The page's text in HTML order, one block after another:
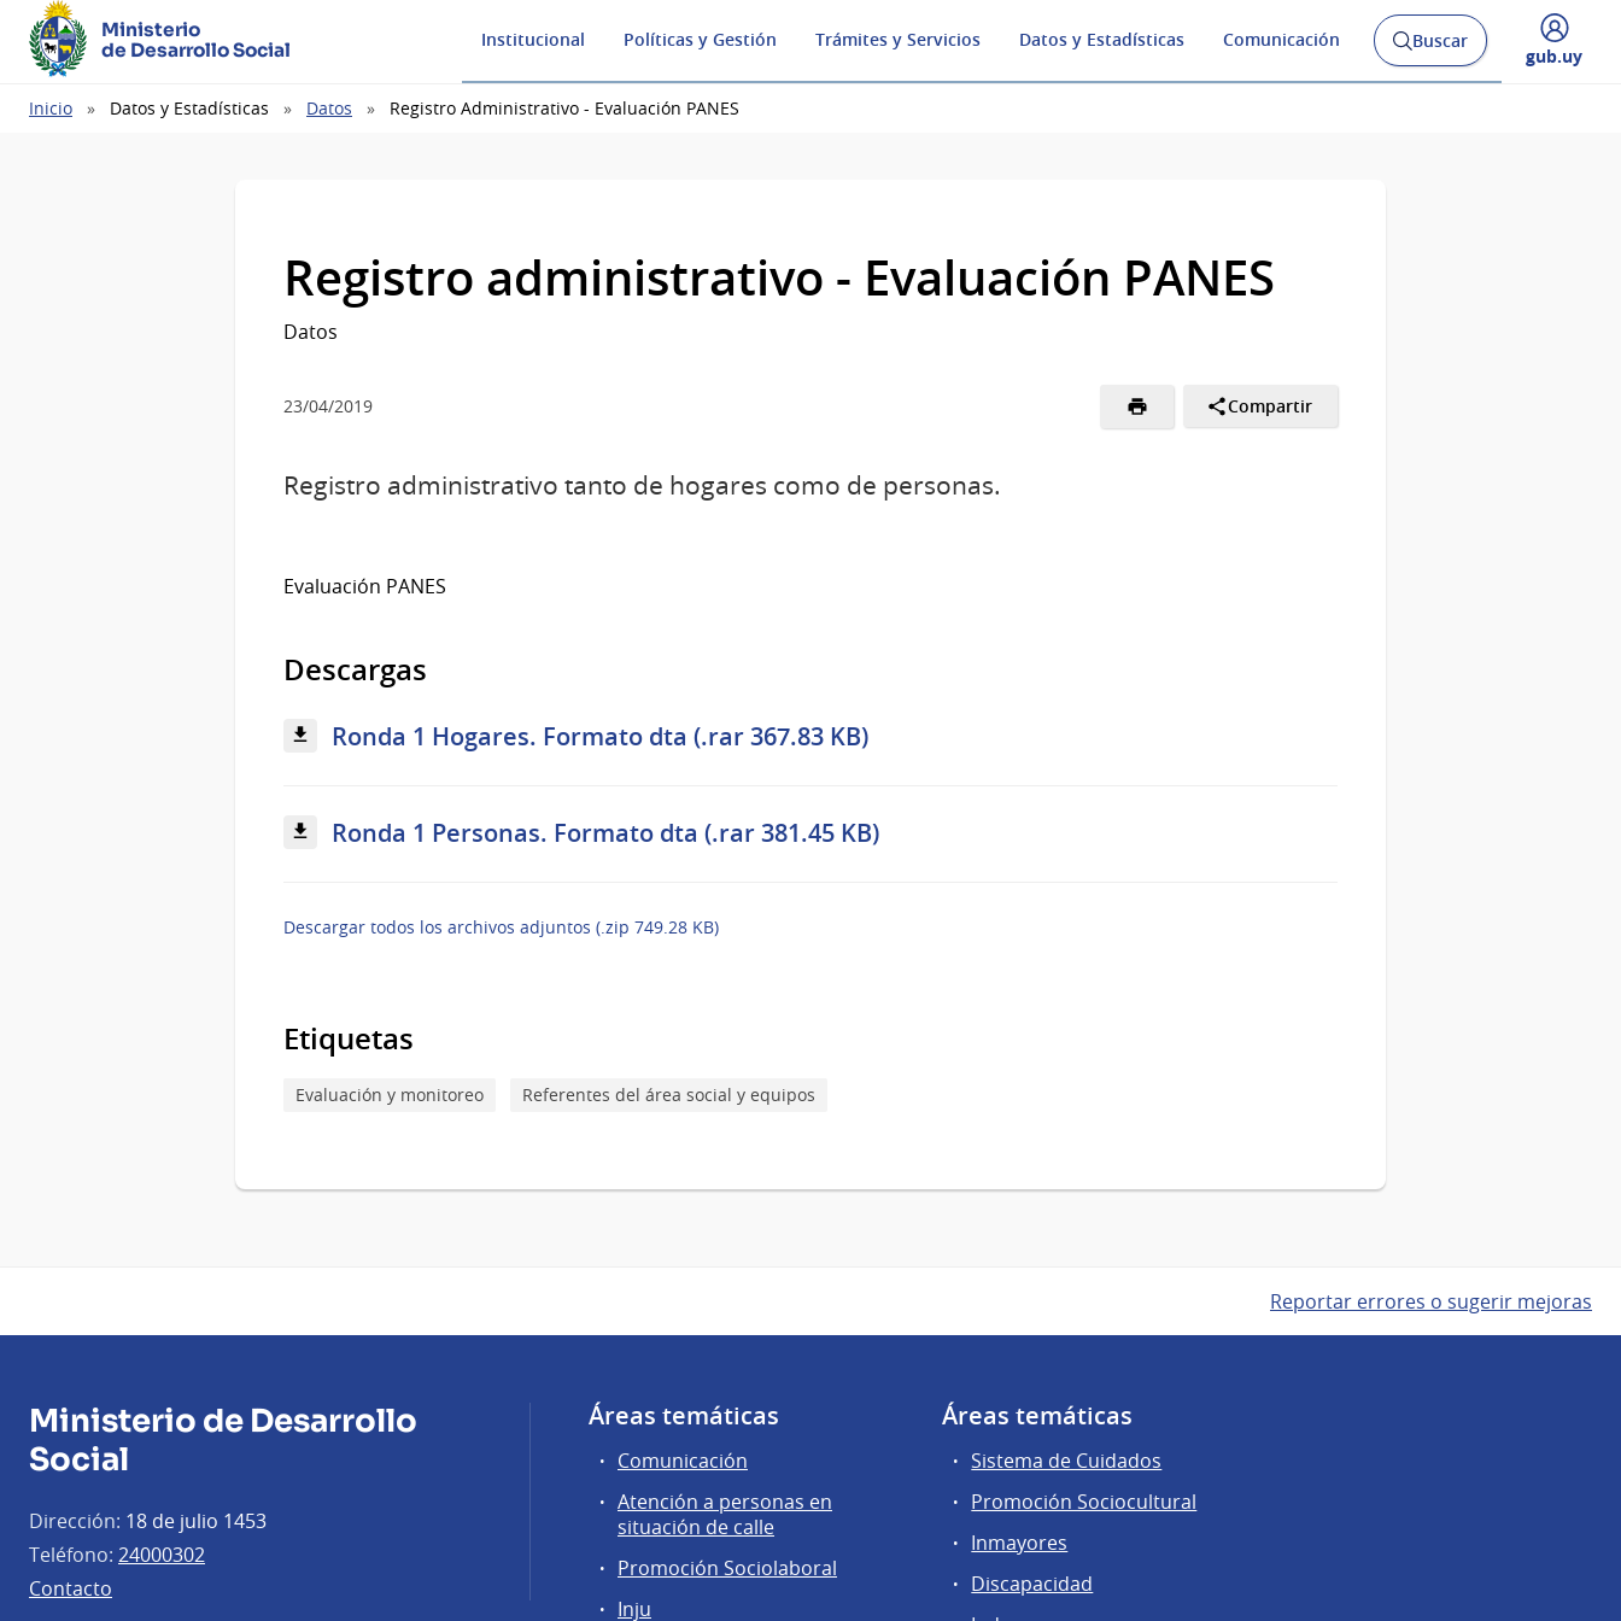
Ministerio
de Desarrollo Social
Institucional Políticas y Gestión Trámites y Servicios Datos y Estadísticas Comunicación
Abrir
buscador
Buscar
Desplegar
gub.uy
Ruta
Inicio Datos y Estadísticas Datos Registro Administrativo - Evaluación PANES
Registro administrativo - Evaluación PANES
Datos
23/04/2019 Compartir
Registro administrativo tanto de hogares como de personas.
Evaluación PANES
Descargas
Ronda 1 Hogares. Formato dta (.rar 367.83 KB)
Ronda 1 Personas. Formato dta (.rar 381.45 KB)
Descargar todos los archivos adjuntos (.zip 749.28 KB)
Etiquetas
Evaluación y monitoreo Referentes del área social y equipos
Reportar errores o sugerir mejoras
Ministerio de Desarrollo
Social
Dirección: 18 de julio 1453
Teléfono: 24000302
Contacto
Áreas temáticas
Comunicación
Atención a personas en
situación de calle
Promoción Sociolaboral
Inju
Áreas temáticas
Sistema de Cuidados
Promoción Sociocultural
Inmayores
Discapacidad